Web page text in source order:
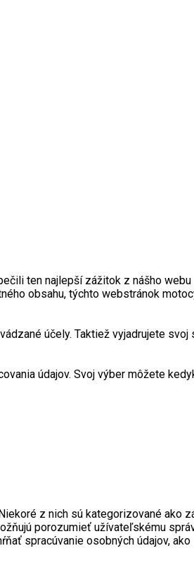
ten najlepší zážitok z nášho
obsahu, týchto webstránok
účely. Taktiež vyjadrujete
údajov. Svoj výber môžete
z nich sú kategorizované ako
porozumieť užívateľskému
spracúvanie osobných údajov,